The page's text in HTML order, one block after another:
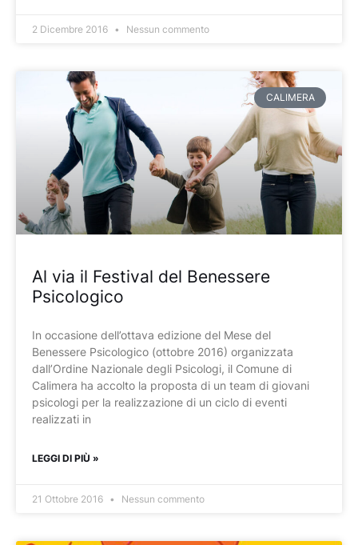
2 Dicembre 2016 Nessun commento
CALIMERA
Al via il Festival del Benessere
Psicologico
In occasione dell’ottava edizione del Mese del
Benessere Psicologico (ottobre 2016) organizzata
dall’Ordine Nazionale degli Psicologi, il Comune di
Calimera ha accolto la proposta di un team di giovani
psicologi per la realizzazione di un ciclo di eventi
realizzati in
LEGGI DI PIÙ »
21 Ottobre 2016 Nessun commento